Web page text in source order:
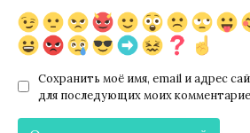
Сохранить моё имя, email и адрес
для последующих моих